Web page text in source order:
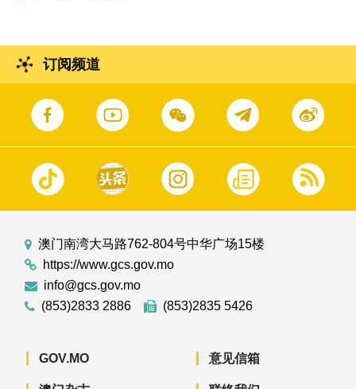
订阅频道
澳门南湾大马路762-804号中华广场15楼
https://www.gcs.gov.mo
info@gcs.gov.mo
(853)2833 2886
(853)2835 5426
GOV.MO 意见信箱